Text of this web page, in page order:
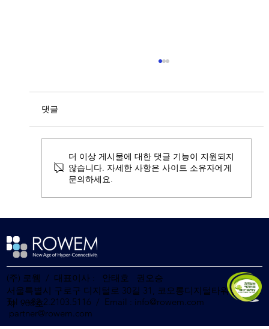
음산협 - 디알엠브릿지 – 로웸, K-
Contents IP 활성화 프로젝트를 위한 업무
협약 체결
댓글
더 이상 게시물에 대한 댓글 기능이 지원되지
않습니다. 자세한 사항은 사이트 소유자에게
문의하세요.
(주) 로웸 / 대표이사 : 안태호 권오승
Tel : +82.2.2103.5116 / Email : info@rowem.com
partner@rowem.com
서울특별시 구로구 디지털로 30길 31, 코오롱디지털타워빌란트2
차 908호